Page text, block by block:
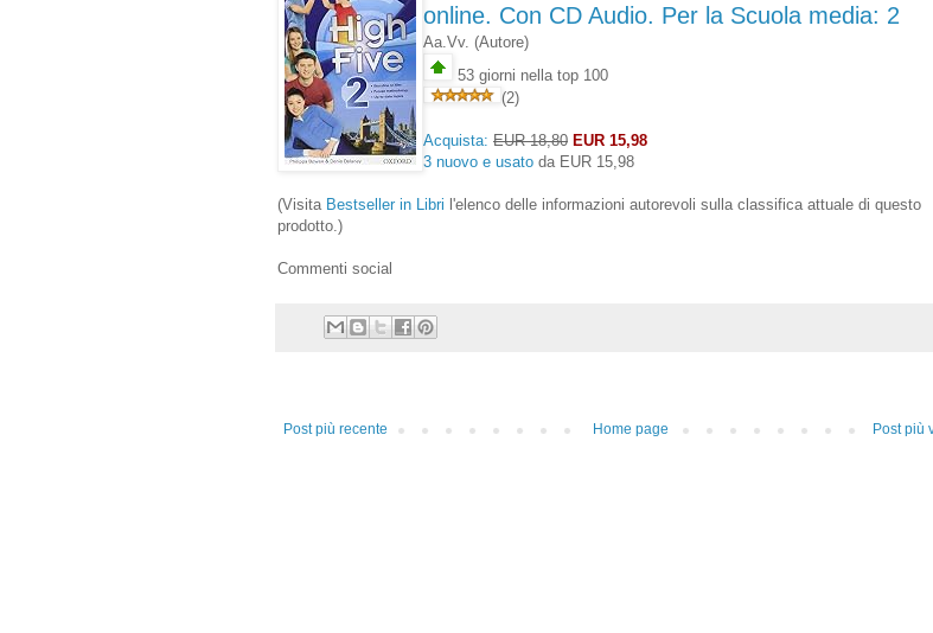
online. Con CD Audio. Per la Scuola media: 2
Aa.Vv. (Autore)
53 giorni nella top 100
(2)
Acquista: EUR 18,80 EUR 15,98
3 nuovo e usato da EUR 15,98
(Visita Bestseller in Libri l'elenco delle informazioni autorevoli sulla classifica attuale di questo
prodotto.)
Commenti social
Post più recente Post più
Home page